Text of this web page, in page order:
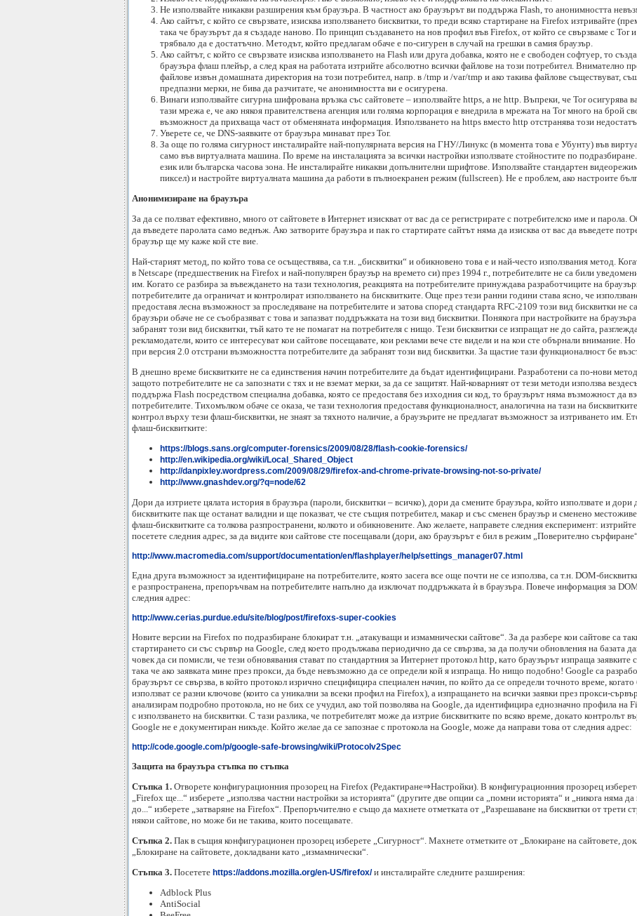
Не използвайте никакви разширения към браузъра. В частност ако браузърът ви поддържа Flash, то анонимността
Ако сайтът, с който се свързвате, изисква използването бисквитки, то преди всяко стартиране на Firefox изтривайте
така че браузърът да я създаде наново. По принцип създаването на нов профил във Firefox, от който се свързваме с Tor
трябвало да е достатъчно. Методът, който предлагам обаче е по-сигурен в случай на грешки в самия браузър.
Ако сайтът, с който се свързвате изисква използването на Flash или друга добавка, която не е свободен софтуер, то
браузъра флаш плейър, а след края на работата изтрийте абсолютно всички файлове на този потребител. Внимателно
файлове извън домашната директория на този потребител, напр. в /tmp и /var/tmp и ако такива файлове съществуват,
предпазни мерки, не бива да разчитате, че анонимността ви е осигурена.
Винаги използвайте сигурна шифрована връзка със сайтовете – използвайте https, а не http. Въпреки, че Tor осигурява
тази мрежа е, че ако някоя правителствена агенция или голяма корпорация е внедрила в мрежата на Tor много на брой
възможност да прихваща част от обменяната информация. Използването на https вместо http отстранява този
Уверете се, че DNS-заявките от браузъра минават през Tor.
За още по голяма сигурност инсталирайте най-популярната версия на ГНУ/Линукс (в момента това е Убунту) във
само във виртуалната машина. По време на инсталацията за всички настройки използвате стойностите по
език или българска часова зона. Не инсталирайте никакви допълнителни шрифтове. Използвайте стандартен
пиксел) и настройте виртуалната машина да работи в пълноекранен режим (fullscreen). Не е проблем, ако настроите
Анонимизиране на браузъра
За да се ползват ефективно, много от сайтовете в Интернет изискват от вас да се регистрирате с потребителско име и парола.
да въведете паролата само веднъж. Ако затворите браузъра и пак го стартирате сайтът няма да изисква от вас да въведете
браузър ще му каже кой сте вие.
Най-старият метод, по който това се осъществява, са т.н. „бисквитки“ и обикновено това е и най-често използвания метод.
в Netscape (предшественик на Firefox и най-популярен браузър на времето си) през 1994 г., потребителите не са били
им. Когато се разбира за въвеждането на тази технология, реакцията на потребителите принуждава разработчиците на
потребителите да ограничат и контролират използването на бисквитките. Още през тези ранни години става ясно, че
предоставя лесна възможност за проследяване на потребителите и затова според стандарта RFC-2109 този вид бисквитки не
браузъри обаче не се съобразяват с това и запазват поддръжката на този вид бисквитки. Понякога при настройките на
забранят този вид бисквитки, тъй като те не помагат на потребителя с нищо. Тези бисквитки се изпращат не до сайта,
рекламодатели, които се интересуват кои сайтове посещавате, кои реклами вече сте видели и на кои сте обърнали внимание.
при версия 2.0 отстрани възможността потребителите да забранят този вид бисквитки. За щастие тази функционалност бе
В днешно време бисквитките не са единствения начин потребителите да бъдат идентифицирани. Разработени са по-нови
защото потребителите не са запознати с тях и не вземат мерки, за да се защитят. Най-коварният от тези методи използва
поддържа Flash посредством специална добавка, която се предоставя без изходния си код, то браузърът няма възможност да
потребителите. Тихомълком обаче се оказа, че тази технология предоставя функционалност, аналогична на тази на
контрол върху тези флаш-бисквитки, не знаят за тяхното наличие, а браузърите не предлагат възможност за изтриването им.
флаш-бисквитките:
https://blogs.sans.org/computer-forensics/2009/08/28/flash-cookie-forensics/
http://en.wikipedia.org/wiki/Local_Shared_Object
http://danpixley.wordpress.com/2009/08/29/firefox-and-chrome-private-browsing-not-so-private/
http://www.gnashdev.org/?q=node/62
Дори да изтриете цялата история в браузъра (пароли, бисквитки – всичко), дори да смените браузъра, който използвате и
бисквитките пак ще останат валидни и ще показват, че сте същия потребител, макар и със сменен браузър и сменено
флаш-бисквитките са толкова разпространени, колкото и обикновените. Ако желаете, направете следния експеримент:
посетете следния адрес, за да видите кои сайтове сте посещавали (дори, ако браузърът е бил в режим „Поверително
http://www.macromedia.com/support/documentation/en/flashplayer/help/settings_manager07.html
Една друга възможност за идентифициране на потребителите, която засега все още почти не се използва, са т.н. DOM-
е разпространена, препоръчвам на потребителите напълно да изключат поддръжката ѝ в браузъра. Повече информация за
следния адрес:
http://www.cerias.purdue.edu/site/blog/post/firefoxs-super-cookies
Новите версии на Firefox по подразбиране блокират т.н. „атакуващи и измамнически сайтове“. За да разбере кои сайтове са
стартирането си със сървър на Google, след което продължава периодично да се свързва, за да получи обновления на базата
човек да си помисли, че тези обновявания стават по стандартния за Интернет протокол http, като браузърът изпраща заявките
така че ако заявката мине през прокси, да бъде невъзможно да се определи кой я изпраща. Но нищо подобно! Google са
браузърът се свързва, в който протокол изрично специфицира специален начин, по който да се определи точното време, когато
използват се разни ключове (които са уникални за всеки профил на Firefox), а изпращането на всички заявки през прокси-
анализирам подробно протокола, но не бих се учудил, ако той позволява на Google, да идентифицира еднозначно профила на
с използването на бисквитки. С тази разлика, че потребителят може да изтрие бисквитките по всяко време, докато контролът
Google не е документиран никъде. Който желае да се запознае с протокола на Google, може да направи това от следния адрес:
http://code.google.com/p/google-safe-browsing/wiki/Protocolv2Spec
Защита на браузъра стъпка по стъпка
Стъпка 1. Отворете конфигурационния прозорец на Firefox (Редактиране⇒Настройки). В конфигурационния прозорец
„Firefox ще...“ изберете „използва частни настройки за историята“ (другите две опции са „помни историята“ и „никога няма
до...“ изберете „затваряне на Firefox“. Препоръчително е също да махнете отметката от „Разрешаване на бисквитки от трети
някои сайтове, но може би не такива, които посещавате.
Стъпка 2. Пак в същия конфигурационен прозорец изберете „Сигурност“. Махнете отметките от „Блокиране на сайтовете,
„Блокиране на сайтовете, докладвани като „измамнически“.
Стъпка 3. Посетете https://addons.mozilla.org/en-US/firefox/и инсталирайте следните разширения:
Adblock Plus
AntiSocial